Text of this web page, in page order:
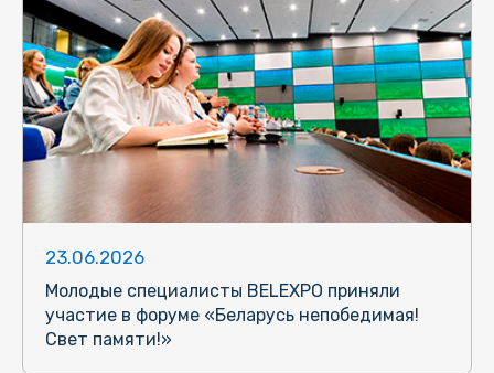
23.06.2026
Молодые специалисты BELEXPO приняли
участие в форуме «Беларусь непобедимая!
Свет памяти!»